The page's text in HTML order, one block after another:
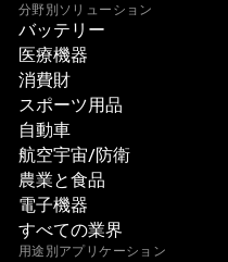
分野別ソリューション
バッテリー
医療機器
消費財
スポーツ用品
自動車
航空宇宙/防衛
農業と食品
電子機器
すべての業界
用途別アプリケーション